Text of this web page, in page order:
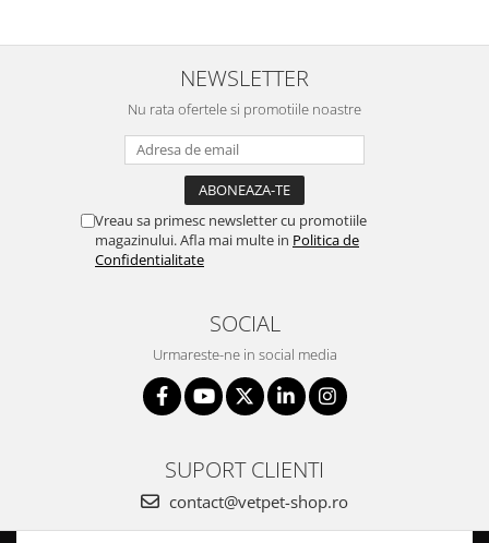
NEWSLETTER
Nu rata ofertele si promotiile noastre
Vreau sa primesc newsletter cu promotiile
magazinului. Afla mai multe in Politica de
Confidentialitate
SOCIAL
Urmareste-ne in social media
SUPORT CLIENTI
contact@vetpet-shop.ro